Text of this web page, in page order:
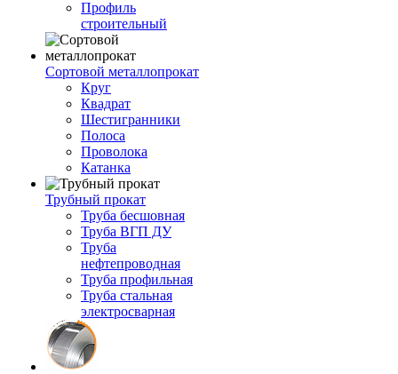
Профиль
строительный
Сортовой металлопрокат
Круг
Квадрат
Шестигранники
Полоса
Проволока
Катанка
Трубный прокат
Труба бесшовная
Труба ВГП ДУ
Труба
нефтепроводная
Труба профильная
Труба стальная
электросварная